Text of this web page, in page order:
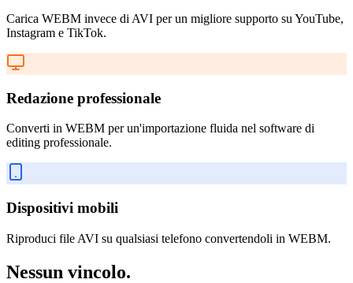
Carica WEBM invece di AVI per un migliore supporto su YouTube,
Instagram e TikTok.
Redazione professionale
Converti in WEBM per un'importazione fluida nel software di
editing professionale.
Dispositivi mobili
Riproduci file AVI su qualsiasi telefono convertendoli in WEBM.
Nessun vincolo.